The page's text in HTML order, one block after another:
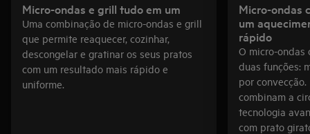
Micro-ondas e grill tudo em um
Uma combinação de micro-ondas e grill
que permite reaquecer, cozinhar,
descongelar e gratinar os seus pratos
com um resultado mais rápido e
uniforme.
Micro-ondas
um
rápido
O micro-ondas
duas funções:
por
combinam a
tecnologia
com prato